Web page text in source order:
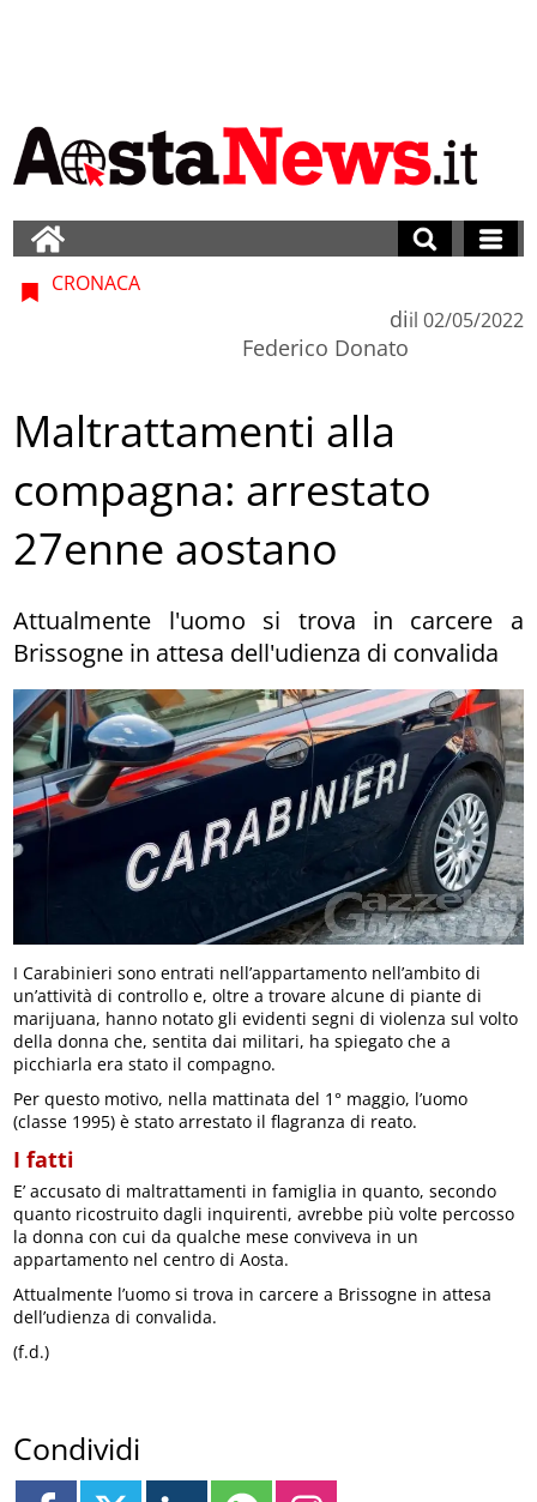
CRONACA
di
Federico Donato
il 02/05/2022
Maltrattamenti alla
compagna: arrestato
27enne aostano
Attualmente l'uomo si trova in carcere a
Brissogne in attesa dell'udienza di convalida
I Carabinieri sono entrati nell’appartamento nell’ambito di
un’attività di controllo e, oltre a trovare alcune di piante di
marijuana, hanno notato gli evidenti segni di violenza sul volto
della donna che, sentita dai militari, ha spiegato che a
picchiarla era stato il compagno.
Per questo motivo, nella mattinata del 1° maggio, l’uomo
(classe 1995) è stato arrestato il flagranza di reato.
I fatti
E’ accusato di maltrattamenti in famiglia in quanto, secondo
quanto ricostruito dagli inquirenti, avrebbe più volte percosso
la donna con cui da qualche mese conviveva in un
appartamento nel centro di Aosta.
Attualmente l’uomo si trova in carcere a Brissogne in attesa
dell’udienza di convalida.
(f.d.)
Condividi